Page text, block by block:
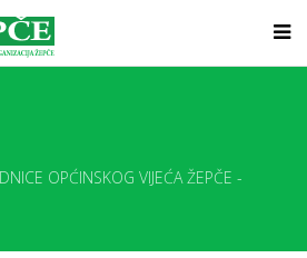
OPĆINSKOG VIJEĆA ŽEPČE -